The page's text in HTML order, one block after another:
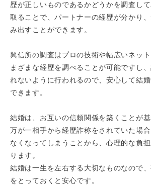
歴が正しいものであるかどうかを調査し
取ることで、パートナーの経歴が分かり
み出すことができます。
興信所の調査はプロの技術や幅広いネッ
まざまな経歴を調べることが可能ですし
れないように行われるので、安心して結
できます。
結婚は、お互いの信頼関係を築くことが基
万が一相手から経歴詐称をされていた場
なくなってしまうことから、心理的な負
ります。
結婚は一生を左右する大切なものなので
をとっておくと安心です。